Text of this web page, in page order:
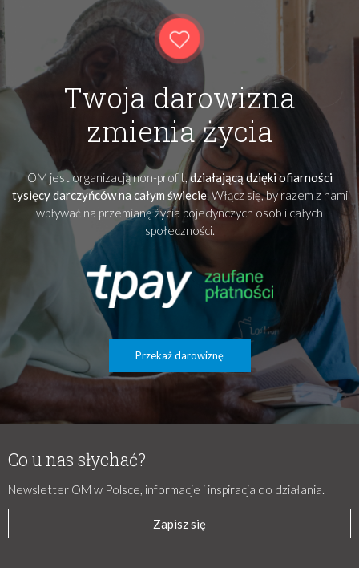
Twoja darowizna
zmienia życia
OM jest organizacją non-profit,działającą dzięki ofiarności
tysięcy darczyńców na całym świecie. Włącz się, by razem z nami
wpływać na przemianę życia pojedynczych osób i całych
społeczności.
Przekaż darowiznę
Co u nas słychać?
Newsletter OM w Polsce, informacje i inspiracja do działania.
Zapisz się